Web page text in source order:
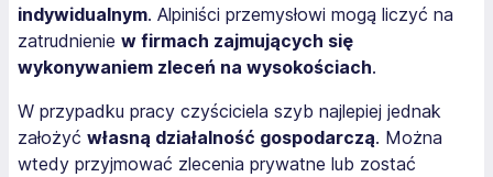
indywidualnym. Alpiniści przemysłowi mogą liczyć na
zatrudnienie w firmach zajmujących się
wykonywaniem zleceń na wysokościach.
W przypadku pracy czyściciela szyb najlepiej jednak
założyć własną działalność gospodarczą. Można
wtedy przyjmować zlecenia prywatne lub zostać